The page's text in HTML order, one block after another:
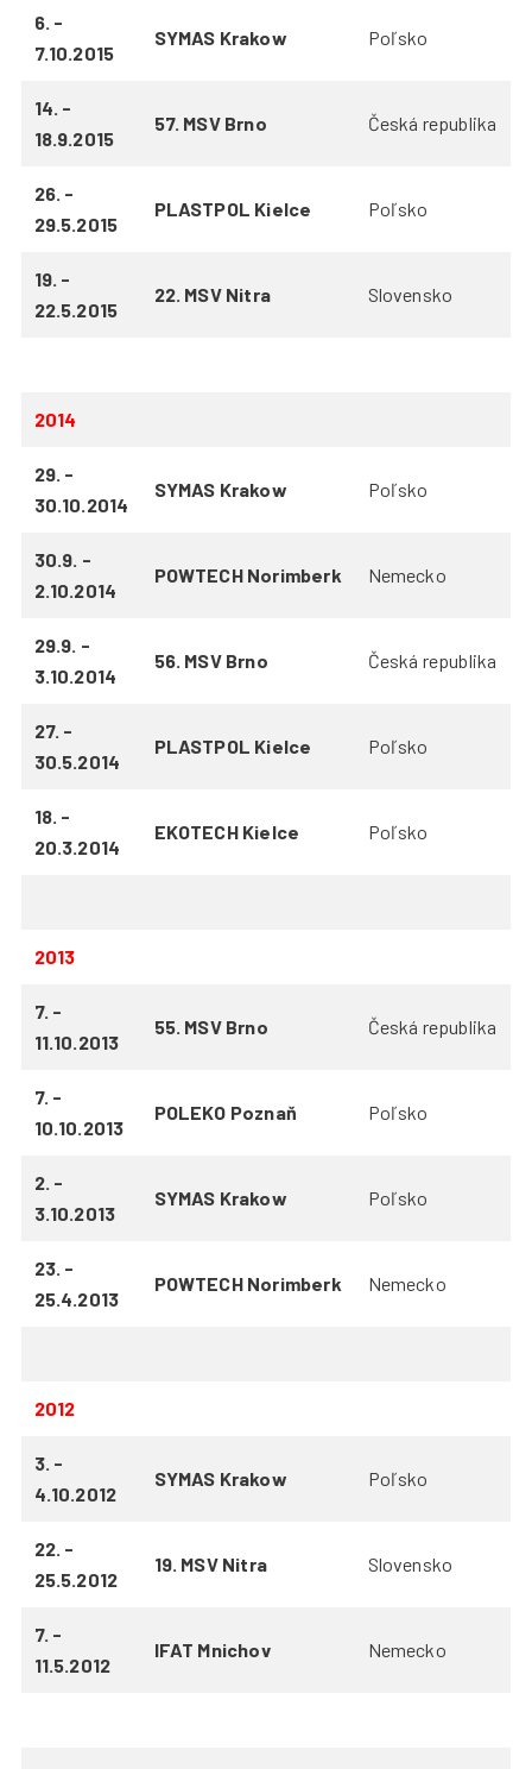
6. -
7.10.2015
SYMAS Krakow Poľsko
14. -
18.9.2015
57. MSV Brno Česká republika
26. -
29.5.2015
PLASTPOL Kielce Poľsko
19. -
22.5.2015
22. MSV Nitra Slovensko
2014
29. -
30.10.2014
SYMAS Krakow Poľsko
30.9. -
2.10.2014
POWTECH Norimberk Nemecko
29.9. -
3.10.2014
56. MSV Brno Česká republika
27. -
30.5.2014
PLASTPOL Kielce Poľsko
18. -
20.3.2014
EKOTECH Kielce Poľsko
2013
7. -
11.10.2013
55. MSV Brno Česká republika
7. -
10.10.2013
POLEKO Poznaň Poľsko
2. -
3.10.2013
SYMAS Krakow Poľsko
23. -
25.4.2013
POWTECH Norimberk Nemecko
2012
3. -
4.10.2012
SYMAS Krakow Poľsko
22. -
25.5.2012
19. MSV Nitra Slovensko
7. -
11.5.2012
IFAT Mnichov Nemecko